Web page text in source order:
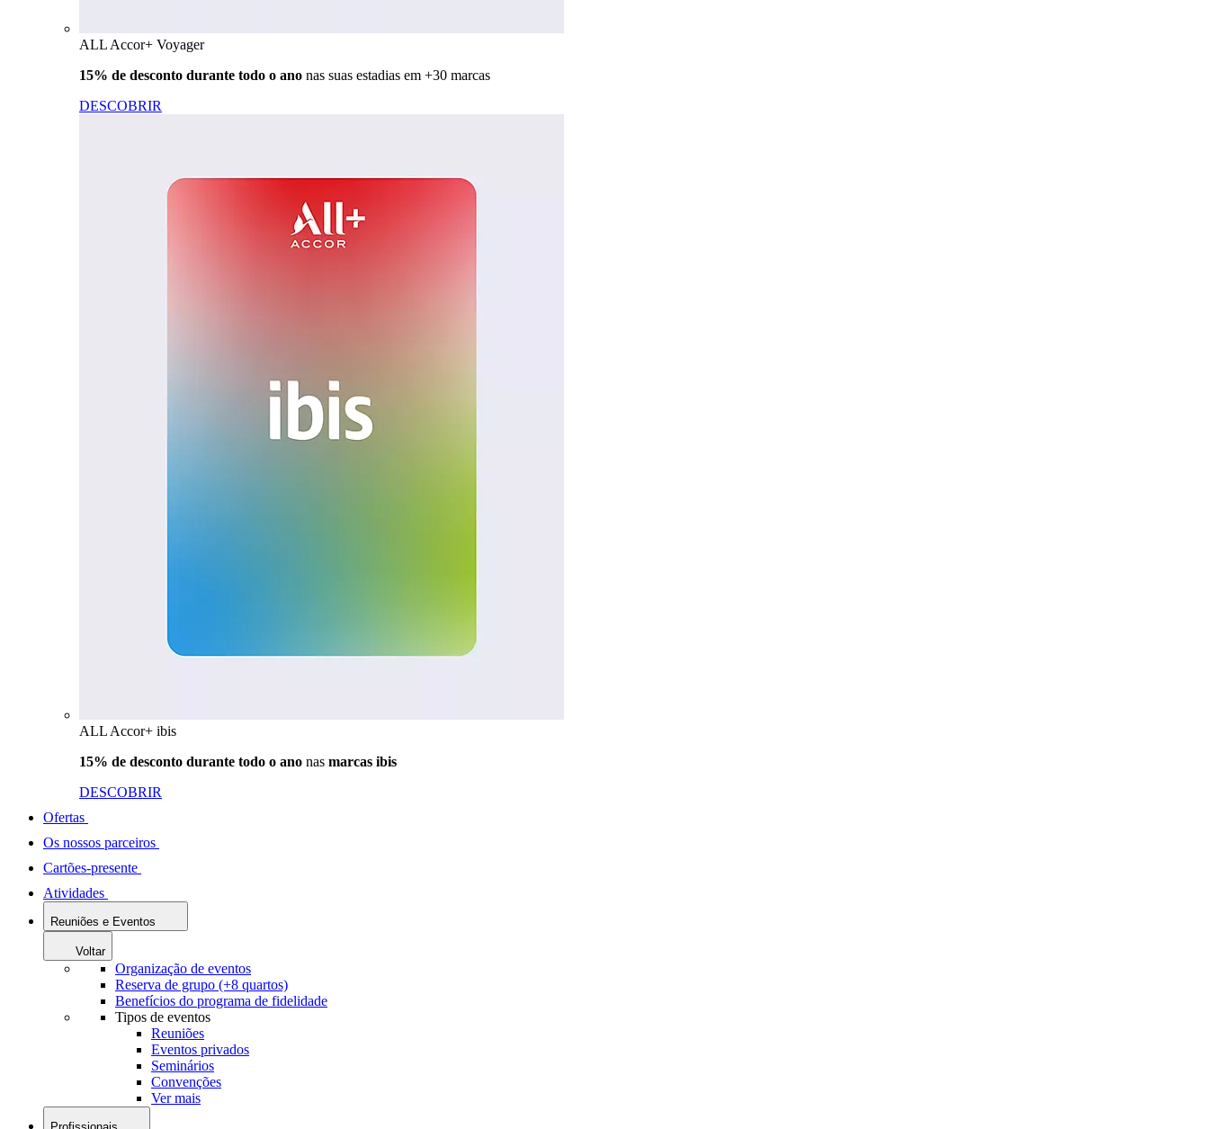
ALL Accor+ Voyager
15% de desconto durante todo o ano nas suas estadias em +30 marcas
DESCOBRIR
ALL Accor+ ibis
15% de desconto durante todo o ano nas marcas ibis
DESCOBRIR
Ofertas
Os nossos parceiros
Cartões-presente
Atividades
Reuniões e Eventos
Voltar
Organização de eventos
Reserva de grupo (+8 quartos)
Benefícios do programa de fidelidade
Tipos de eventos
Reuniões
Eventos privados
Seminários
Convenções
Ver mais